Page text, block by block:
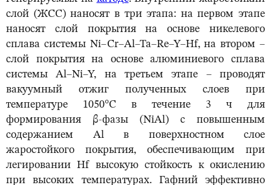
слой (ЖСС) наносят в три этапа: на первом этапе
наносят слой покрытия на основе никелевого
сплава системы Ni–Cr–Al–Ta–Re–Y–Hf, на втором –
слой покрытия на основе алюминиевого сплава
системы Al–Ni–Y, на третьем этапе – проводят
вакуумный отжиг полученных слоев при
температуре 1050°С в течение 3 ч для
формирования β-фазы (NiAl) с повышенным
содержанием Al в поверхностном слое
жаростойкого покрытия, обеспечивающим при
легировании Hf высокую стойкость к окислению
при высоких температурах. Гафний эффективно